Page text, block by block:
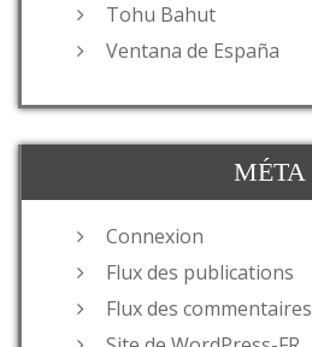
Tohu Bahut
Ventana de España
MÉTA
Connexion
Flux des publications
Flux des commentaires